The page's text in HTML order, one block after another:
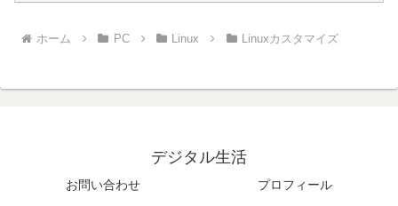
ホーム PC Linux Linuxカスタマイズ
デジタル生活
お問い合わせ プロフィール